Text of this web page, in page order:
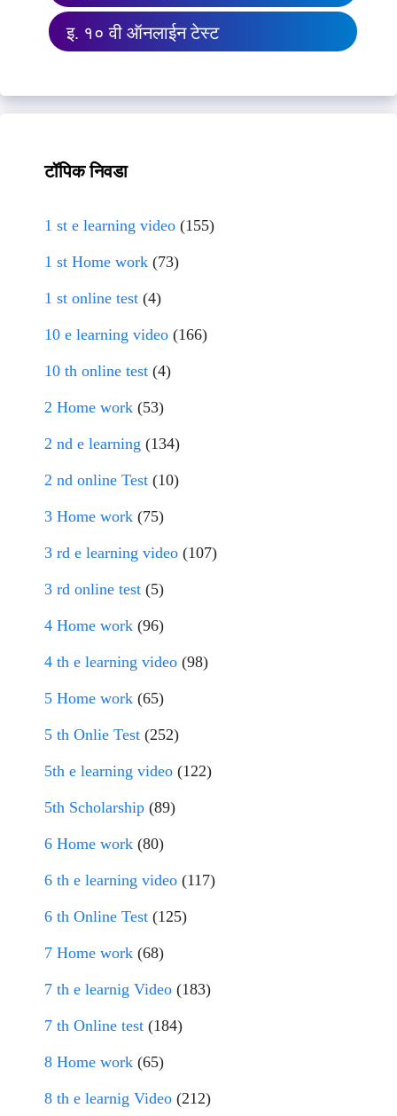
इ. १० वी ऑनलाईन टेस्ट
टॉपिक निवडा
1 st e learning video (155)
1 st Home work (73)
1 st online test (4)
10 e learning video (166)
10 th online test (4)
2 Home work (53)
2 nd e learning (134)
2 nd online Test (10)
3 Home work (75)
3 rd e learning video (107)
3 rd online test (5)
4 Home work (96)
4 th e learning video (98)
5 Home work (65)
5 th Onlie Test (252)
5th e learning video (122)
5th Scholarship (89)
6 Home work (80)
6 th e learning video (117)
6 th Online Test (125)
7 Home work (68)
7 th e learnig Video (183)
7 th Online test (184)
8 Home work (65)
8 th e learnig Video (212)